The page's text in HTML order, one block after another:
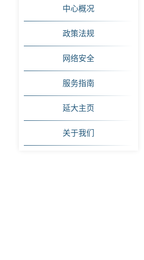
中心概况
政策法规
网络安全
服务指南
延大主页
关于我们